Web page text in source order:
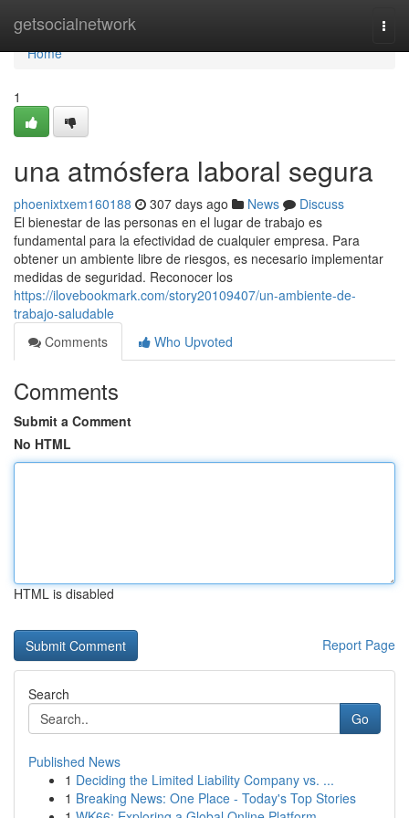
getsocialnetwork
Home
Home
1
una atmósfera laboral segura
phoenixtxem160188 307 days ago News
Discuss
El bienestar de las personas en el lugar de trabajo es
fundamental para la efectividad de cualquier empresa. Para
obtener un ambiente libre de riesgos, es necesario implementar
medidas de seguridad. Reconocer los
https://ilovebookmark.com/story20109407/un-ambiente-de-
trabajo-saludable
Comments
Who Upvoted
Comments
Submit a Comment
No HTML
HTML is disabled
Report Page
Search
Go
Published News
1 Deciding the Limited Liability Company vs. ...
1 Breaking News: One Place - Today's Top Stories